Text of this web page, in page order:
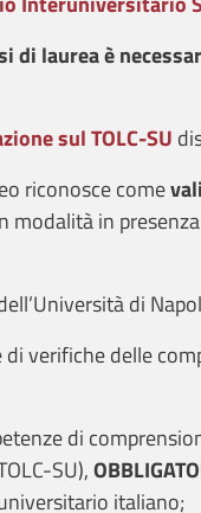
di laurea è
sul TOLC-SU
riconosce come
modalità in
di
verifiche delle
di
SU),
italiano;